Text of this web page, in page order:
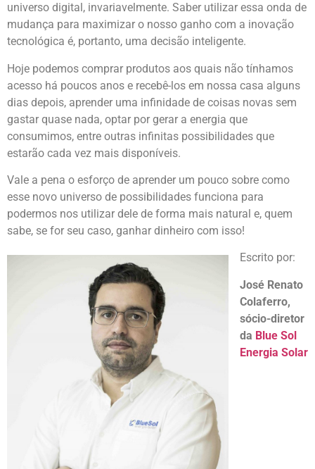
universo digital, invariavelmente. Saber utilizar essa onda de
mudança para maximizar o nosso ganho com a inovação
tecnológica é, portanto, uma decisão inteligente.
Hoje podemos comprar produtos aos quais não tínhamos
acesso há poucos anos e recebê-los em nossa casa alguns
dias depois, aprender uma infinidade de coisas novas sem
gastar quase nada, optar por gerar a energia que
consumimos, entre outras infinitas possibilidades que
estarão cada vez mais disponíveis.
Vale a pena o esforço de aprender um pouco sobre como
esse novo universo de possibilidades funciona para
podermos nos utilizar dele de forma mais natural e, quem
sabe, se for seu caso, ganhar dinheiro com isso!
Escrito por:
José Renato
Colaferro,
sócio-diretor
da Blue Sol
Energia Solar